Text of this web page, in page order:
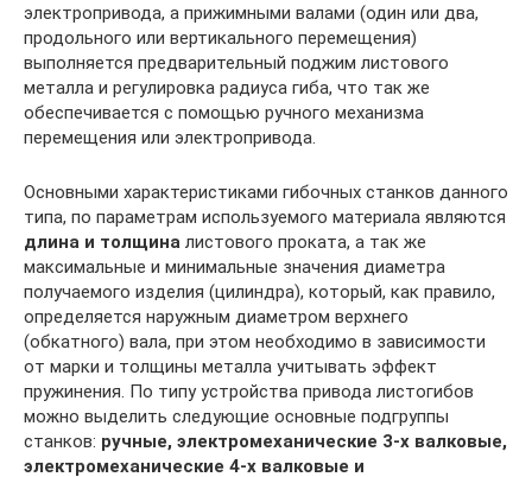
электропривода, а прижимными валами (один или два,
продольного или вертикального перемещения)
выполняется предварительный поджим листового
металла и регулировка радиуса гиба, что так же
обеспечивается с помощью ручного механизма
перемещения или электропривода.
Основными характеристиками гибочных станков данного
типа, по параметрам используемого материала являются
длина и толщина листового проката, а так же
максимальные и минимальные значения диаметра
получаемого изделия (цилиндра), который, как правило,
определяется наружным диаметром верхнего
(обкатного) вала, при этом необходимо в зависимости
от марки и толщины металла учитывать эффект
пружинения. По типу устройства привода листогибов
можно выделить следующие основные подгруппы
станков: ручные, электромеханические 3-х валковые,
электромеханические 4-х валковые и